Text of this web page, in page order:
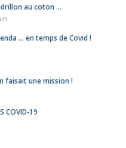
au coton …
… en temps de Covid !
faisait une mission !
COVID-19